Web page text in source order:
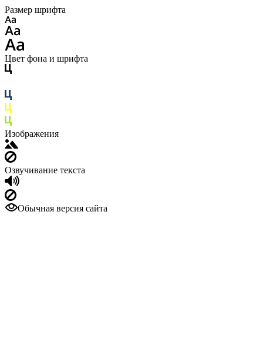
Размер шрифта
Цвет фона и шрифта
Изображения
Озвучивание текста
Обычная версия сайта